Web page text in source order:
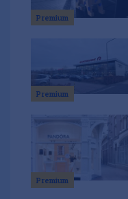
Premium
Premium
Premium